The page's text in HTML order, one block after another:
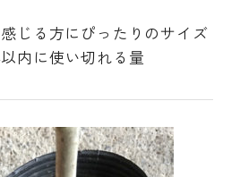
感じる方にぴったりのサイズ
内に使い切れる量